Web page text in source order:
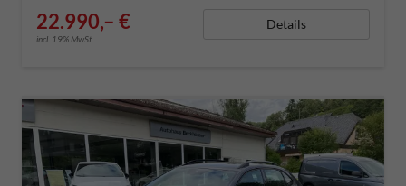
22.990,– €
incl. 19% MwSt.
Details